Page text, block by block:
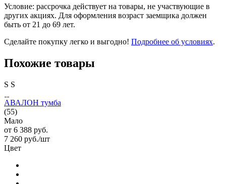
Условие: рассрочка действует на товары, не участвующие в
других акциях. Для оформления возраст заемщика должен
быть от 21 до 69 лет.
Сделайте покупку легко и выгодно! Подробнее об условиях.
Похожие товары
S S
АВАЛОН тумба
(55)
Мало
от 6 388 руб.
7 260 руб./шт
Цвет